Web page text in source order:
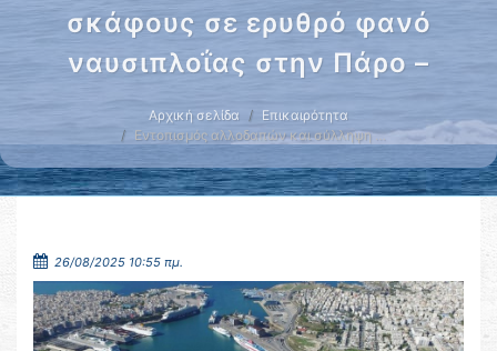
σκάφους σε ερυθρό φανό
ναυσιπλοΐας στην Πάρο –
Αρχική σελίδα
Επικαιρότητα
Εντοπισμός αλλοδαπών και σύλληψη …
26/08/2025 10:55 πμ.